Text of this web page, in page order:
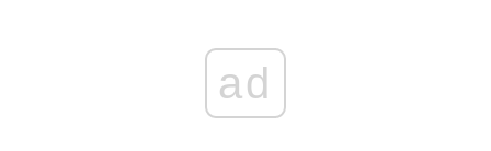
ad